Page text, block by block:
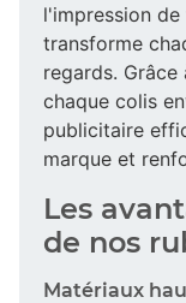
l'impression
transforme
regards. Grâce
chaque colis
publicitaire
marque et
Les
de nos
Matériaux